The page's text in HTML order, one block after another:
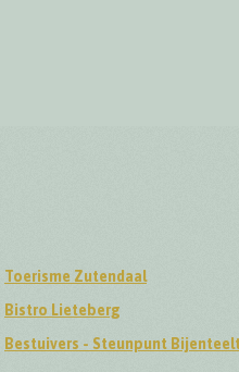
Toerisme Zutendaal
Bistro Lieteberg
Bestuivers - Steunpunt